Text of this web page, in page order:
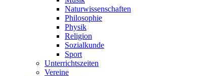
Naturwissenschaften
Philosophie
Physik
Religion
Sozialkunde
Sport
Unterrichtszeiten
Vereine